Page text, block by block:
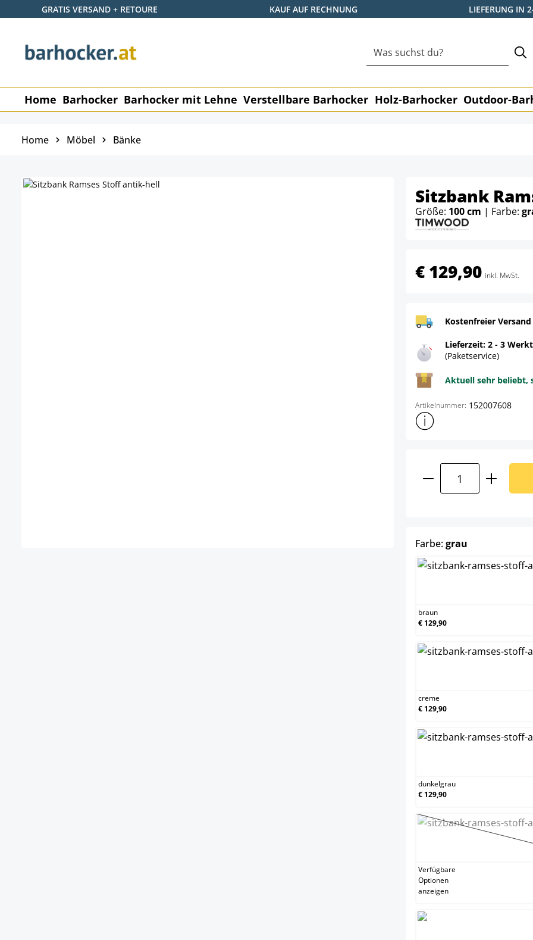
Hauptinhalt springen
Zur Suche springen
Zur Hauptnavigation springen
GRATIS VERSAND + RETOURE KAUF AUF RECHNUNG LIEFERUNG IN
Home Barhocker Barhocker mit Lehne Verstellbare Barhocker Holz-Barhocker Outdoor-
Home Möbel Bänke
Sitzbank
Größe: 100 cm | Farbe:
€ 129,90 inkl. MwSt.
Kostenfreier
Lieferzeit: 2 - 3
(Paketservice)
Aktuell sehr beliebt,
Artikelnummer: 152007608
Weitere
Produkt Anzahl:
Farbe:grau
braun
€ 129,90
creme
€ 129,90
dunkelgrau
€ 129,90
gelb
Verfügbare
Optionen
anzeigen